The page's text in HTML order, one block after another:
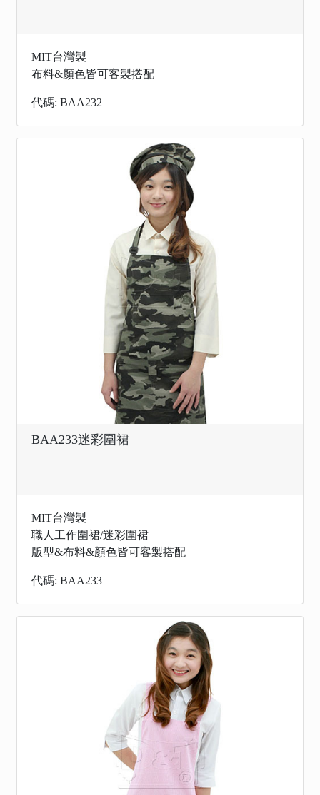
MIT台灣製
布料&顏色皆可客製搭配
代碼: BAA232
BAA233迷彩圍裙
MIT台灣製
職人工作圍裙/迷彩圍裙
版型&布料&顏色皆可客製搭配
代碼: BAA233